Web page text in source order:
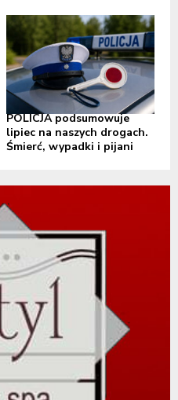
POLICJA podsumowuje
lipiec na naszych drogach.
Śmierć, wypadki i pijani